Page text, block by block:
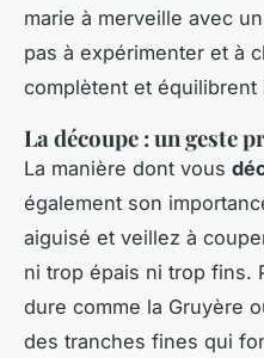
marie à merveille avec
pas à expérimenter et à
complètent et
La découpe : un geste
La manière dont vous
également son
aiguisé et veillez à
ni trop épais ni trop fins.
dure comme la Gruyère
des tranches fines qui